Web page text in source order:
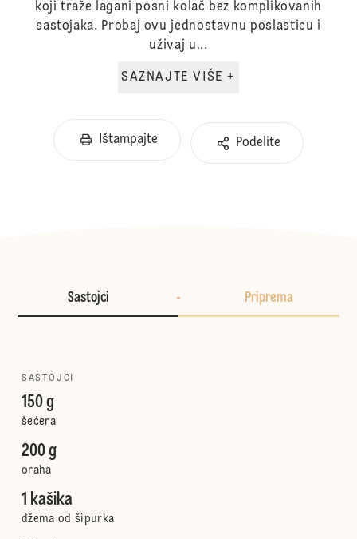
koji traže lagani posni kolač bez komplikovanih
sastojaka. Probaj ovu jednostavnu poslasticu i
uživaj u...
SAZNAJTE VIŠE +
Ištampajte Podelite
Sastojci Priprema
SASTOJCI
150 g
šećera
200 g
oraha
1 kašika
džema od šipurka